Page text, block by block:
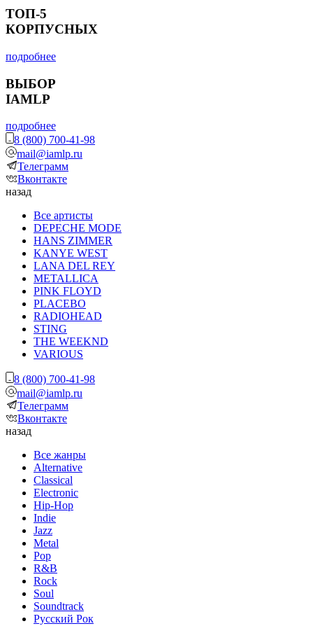
ТОП-5
КОРПУСНЫХ
подробнее
ВЫБОР
IAMLP
подробнее
8 (800) 700-41-98
mail@iamlp.ru
Телеграмм
Вконтакте
назад
Все артисты
DEPECHE MODE
HANS ZIMMER
KANYE WEST
LANA DEL REY
METALLICA
PINK FLOYD
PLACEBO
RADIOHEAD
STING
THE WEEKND
VARIOUS
8 (800) 700-41-98
mail@iamlp.ru
Телеграмм
Вконтакте
назад
Все жанры
Alternative
Classical
Electronic
Hip-Hop
Indie
Jazz
Metal
Pop
R&B
Rock
Soul
Soundtrack
Русский Рок